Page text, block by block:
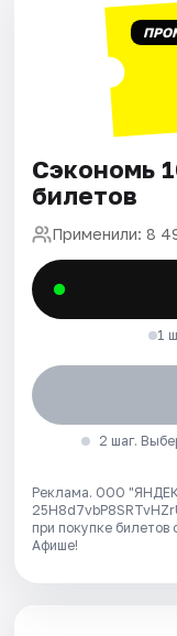
Сэкономь
билетов
Применили: 8
1
2 шаг.
Реклама. ООО
при покупке
Афише!